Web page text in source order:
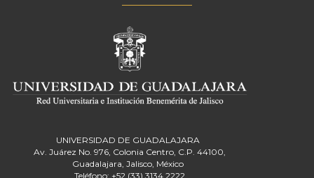
UNIVERSIDAD DE GUADALAJARA
Av. Juárez No. 976, Colonia Centro, C.P. 44100,
Guadalajara, Jalisco, México
Teléfono: +52 (33) 3134 2222